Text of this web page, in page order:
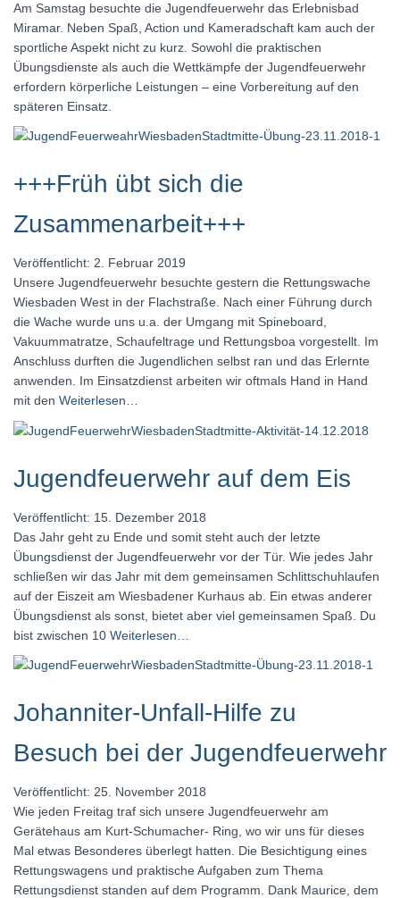
Am Samstag besuchte die Jugendfeuerwehr das Erlebnisbad
Miramar. Neben Spaß, Action und Kameradschaft kam auch der
sportliche Aspekt nicht zu kurz. Sowohl die praktischen
Übungsdienste als auch die Wettkämpfe der Jugendfeuerwehr
erfordern körperliche Leistungen – eine Vorbereitung auf den
späteren Einsatz.
+++Früh übt sich die
Zusammenarbeit+++
Veröffentlicht: 2. Februar 2019
Unsere Jugendfeuerwehr besuchte gestern die Rettungswache
Wiesbaden West in der Flachstraße. Nach einer Führung durch
die Wache wurde uns u.a. der Umgang mit Spineboard,
Vakuummatratze, Schaufeltrage und Rettungsboa vorgestellt. Im
Anschluss durften die Jugendlichen selbst ran und das Erlernte
anwenden. Im Einsatzdienst arbeiten wir oftmals Hand in Hand
mit den Weiterlesen…
Jugendfeuerwehr auf dem Eis
Veröffentlicht: 15. Dezember 2018
Das Jahr geht zu Ende und somit steht auch der letzte
Übungsdienst der Jugendfeuerwehr vor der Tür. Wie jedes Jahr
schließen wir das Jahr mit dem gemeinsamen Schlittschuhlaufen
auf der Eiszeit am Wiesbadener Kurhaus ab. Ein etwas anderer
Übungsdienst als sonst, bietet aber viel gemeinsamen Spaß. Du
bist zwischen 10 Weiterlesen…
Johanniter-Unfall-Hilfe zu
Besuch bei der Jugendfeuerwehr
Veröffentlicht: 25. November 2018
Wie jeden Freitag traf sich unsere Jugendfeuerwehr am
Gerätehaus am Kurt-Schumacher- Ring, wo wir uns für dieses
Mal etwas Besonderes überlegt hatten. Die Besichtigung eines
Rettungswagens und praktische Aufgaben zum Thema
Rettungsdienst standen auf dem Programm. Dank Maurice, dem